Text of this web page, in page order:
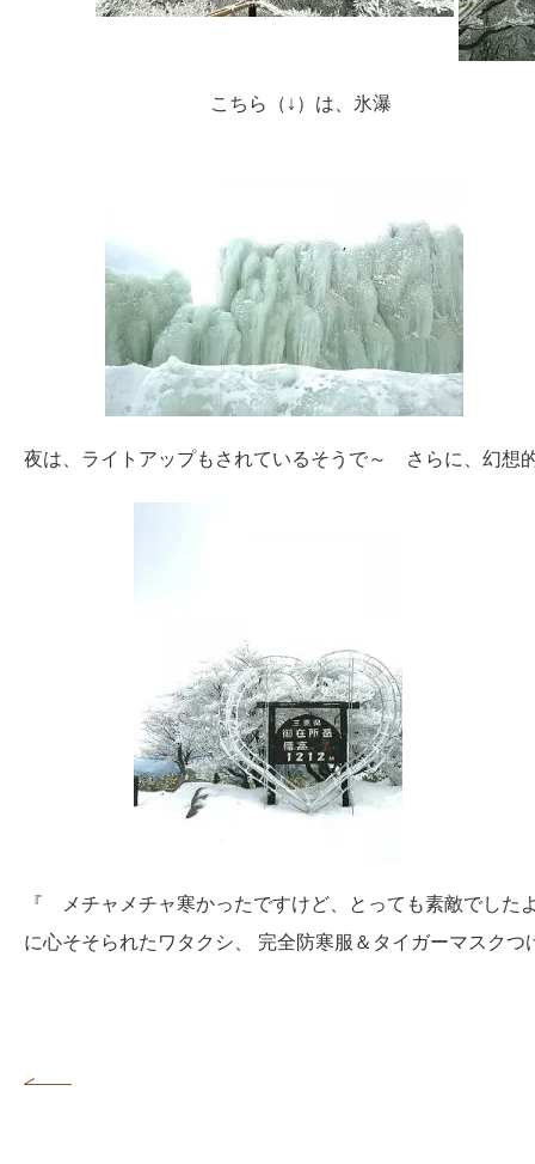
こちら（↓）は、氷瀑
夜は、ライトアップもされているそうで～ さらに、幻想
『 メチャメチャ寒かったですけど、とっても素敵でし
に心そそられたワタクシ、 完全防寒服＆タイガーマスクつ